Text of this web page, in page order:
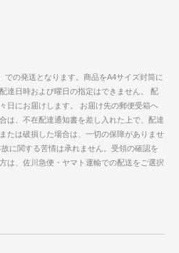
での発送となります。商品をA4サイズ封筒に
達日時および曜日の指定はできません。 配
日にお届けします。 お届け先の郵便受箱へ
は、不在配達通知書を差し入れた上で、配達
たは破損した場合は、一切の保障がありませ
に関する苦情は承れません。受領の確認を
は、佐川急便・ヤマト運輸での配送をご選択